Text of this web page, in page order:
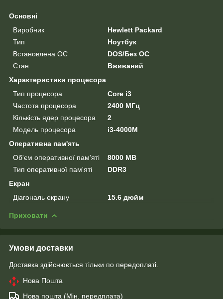
Основні
Виробник
Hewlett Packard
Тип
Ноутбук
Встановлена ОС
DOS/Без ОС
Стан
Вживаний
Характеристики процесора
Тип процесора
Core i3
Частота процесора
2400 МГц
Кількість ядер процесора
2
Модель процесора
i3-4000M
Оперативна пам'ять
Об'єм оперативної пам'яті
8000 MB
Тип оперативної пам'яті
DDR3
Екран
Діагональ екрану
15.6 дюйм
Приховати
Умови доставки
Доставка здійснюється тільки по передоплаті.
Нова Пошта
Нова пошта (Мін. передплата)